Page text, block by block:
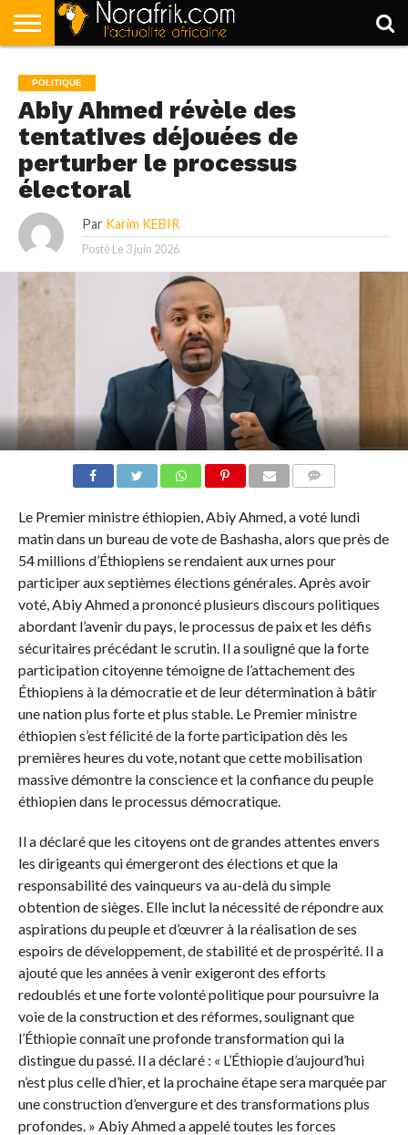
POLITIQUE
SOCIÉTÉ
ECONOMIE
SPORT
LIFESTYLE
POLITIQUE
Abiy Ahmed révèle des
tentatives déjouées de
perturber le processus
électoral
Par Karim KEBIR
Posté Le 3 juin 2026
Le Premier ministre éthiopien, Abiy Ahmed, a voté lundi
matin dans un bureau de vote de Bashasha, alors que près de
54 millions d’Éthiopiens se rendaient aux urnes pour
participer aux septièmes élections générales. Après avoir
voté, Abiy Ahmed a prononcé plusieurs discours politiques
abordant l’avenir du pays, le processus de paix et les défis
sécuritaires précédant le scrutin. Il a souligné que la forte
participation citoyenne témoigne de l’attachement des
Éthiopiens à la démocratie et de leur détermination à bâtir
une nation plus forte et plus stable. Le Premier ministre
éthiopien s’est félicité de la forte participation dès les
premières heures du vote, notant que cette mobilisation
massive démontre la conscience et la confiance du peuple
éthiopien dans le processus démocratique.
Il a déclaré que les citoyens ont de grandes attentes envers
les dirigeants qui émergeront des élections et que la
responsabilité des vainqueurs va au-delà du simple
obtention de sièges. Elle inclut la nécessité de répondre aux
aspirations du peuple et d’œuvrer à la réalisation de ses
espoirs de développement, de stabilité et de prospérité. Il a
ajouté que les années à venir exigeront des efforts
redoublés et une forte volonté politique pour poursuivre la
voie de la construction et des réformes, soulignant que
l’Éthiopie connaît une profonde transformation qui la
distingue du passé. Il a déclaré : « L’Éthiopie d’aujourd’hui
n’est plus celle d’hier, et la prochaine étape sera marquée par
une construction d’envergure et des transformations plus
profondes. » Abiy Ahmed a appelé toutes les forces